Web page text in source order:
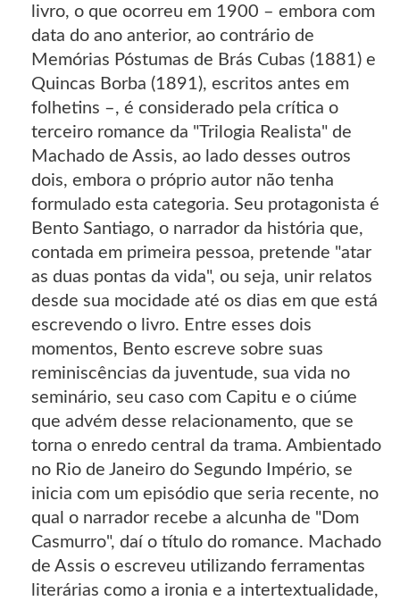
livro, o que ocorreu em 1900 – embora com
data do ano anterior, ao contrário de
Memórias Póstumas de Brás Cubas (1881) e
Quincas Borba (1891), escritos antes em
folhetins –, é considerado pela crítica o
terceiro romance da "Trilogia Realista" de
Machado de Assis, ao lado desses outros
dois, embora o próprio autor não tenha
formulado esta categoria. Seu protagonista é
Bento Santiago, o narrador da história que,
contada em primeira pessoa, pretende "atar
as duas pontas da vida", ou seja, unir relatos
desde sua mocidade até os dias em que está
escrevendo o livro. Entre esses dois
momentos, Bento escreve sobre suas
reminiscências da juventude, sua vida no
seminário, seu caso com Capitu e o ciúme
que advém desse relacionamento, que se
torna o enredo central da trama. Ambientado
no Rio de Janeiro do Segundo Império, se
inicia com um episódio que seria recente, no
qual o narrador recebe a alcunha de "Dom
Casmurro", daí o título do romance. Machado
de Assis o escreveu utilizando ferramentas
literárias como a ironia e a intertextualidade,